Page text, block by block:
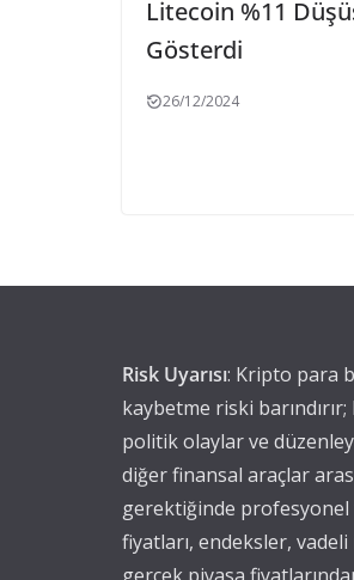
Litecoin %11
Gösterdi
26/12/2024
Risk Uyarısı: Kripto para
kaybetme riski
politik olaylar ve
diğer finansal araçlar
gerektiğinde profesyonel
fiyatları, endeksler,